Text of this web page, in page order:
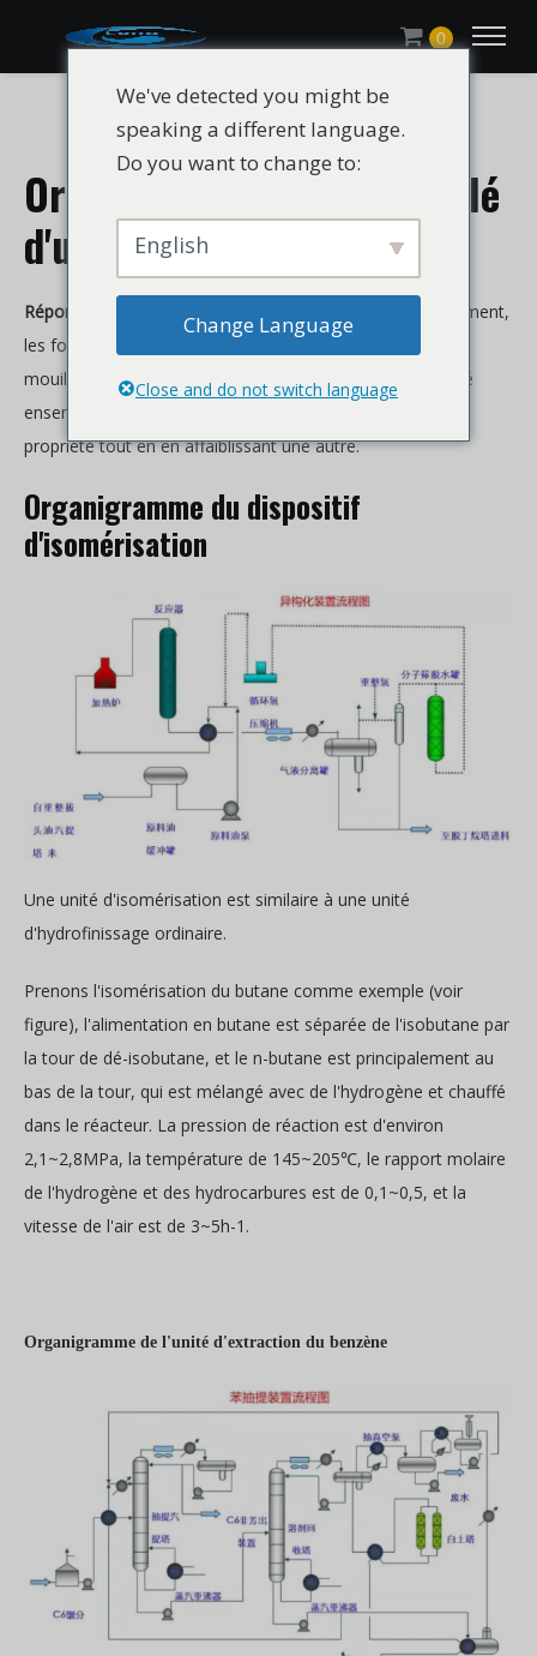
0
Organigramme très détaillé
d'une usine chimique !
Réponse rapide :
Pour les sujets de peinture et de revêtement,
les formulateurs comparent généralement le pouvoir
mouillant, l'adhérence, la qualité de surface et la durabilité
ensemble car le même ajustement peut améliorer une
propriété tout en en affaiblissant une autre.
Organigramme du dispositif
d'isomérisation
Une unité d'isomérisation est similaire à une unité
d'hydrofinissage ordinaire.
Prenons l'isomérisation du butane comme exemple (voir
figure), l'alimentation en butane est séparée de l'isobutane par
la tour de dé-isobutane, et le n-butane est principalement au
bas de la tour, qui est mélangé avec de l'hydrogène et chauffé
dans le réacteur. La pression de réaction est d'environ
2,1~2,8MPa, la température de 145~205℃, le rapport molaire
de l'hydrogène et des hydrocarbures est de 0,1~0,5, et la
vitesse de l'air est de 3~5h-1.
Organigramme de l'unité d'extraction du benzène
We've detected you might be
speaking a different language.
Do you want to change to:
English
Change Language
Close and do not switch language